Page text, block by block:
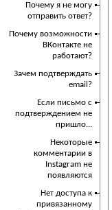
Почему я не могу
отправить ответ?
Почему возможности
ВКонтакте не
работают?
Зачем подтверждать
email?
Если письмо с
подтверждением не
пришло...
Некоторые
комментарии в
Instagram не
появляются
Нет доступа к
привязанному